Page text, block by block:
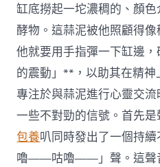
缸底撈起一坨濃稠的、顏
酵物。這蒜泥被他照顧得像
他就要用手指彈一下缸邊
的震動」**，以助其在精
專注於與蒜泥進行心靈交
一些不對勁的信號。首先
包養叭同時發出了一個持
嚕——咕嚕——」聲。這聲